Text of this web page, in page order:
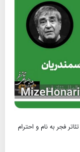
فجر به نام و احترام